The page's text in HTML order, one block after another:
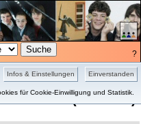
Einverstanden
Infos & Einstellungen
für Cookie-Einwilligung und Statistik.
?
(1 Treffer)
Projekte Bilder